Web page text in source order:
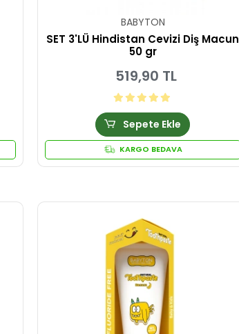
BABYTON
SET 3'LÜ Hindistan Cevizi Diş Macun
50 gr
519,90 TL
Sepete Ekle
KARGO BEDAVA